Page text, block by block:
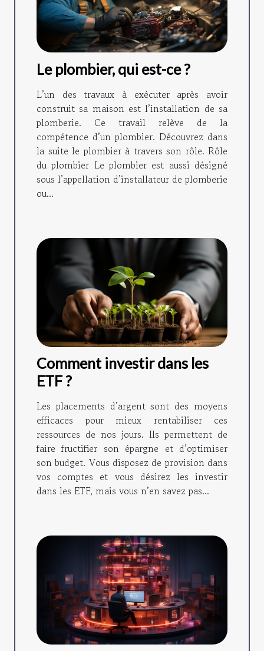
Le plombier, qui est-ce ?
L’un des travaux à exécuter après avoir
construit sa maison est l’installation de sa
plomberie. Ce travail relève de la
compétence d’un plombier. Découvrez dans
la suite le plombier à travers son rôle. Rôle
du plombier Le plombier est aussi désigné
sous l’appellation d’installateur de plomberie
ou...
Comment investir dans les
ETF ?
Les placements d’argent sont des moyens
efficaces pour mieux rentabiliser ces
ressources de nos jours. Ils permettent de
faire fructifier son épargne et d’optimiser
son budget. Vous disposez de provision dans
vos comptes et vous désirez les investir
dans les ETF, mais vous n’en savez pas...